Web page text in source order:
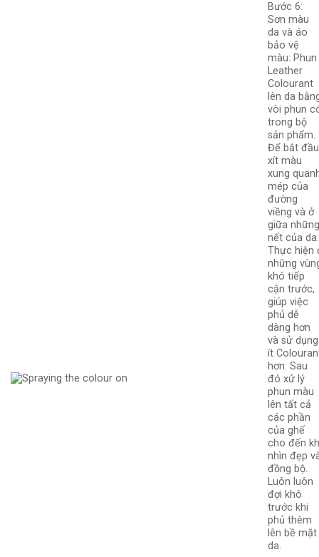
Bước 6:
Sơn màu
da và áo
bảo vệ
màu: Phun
Leather
Colourant
lên da
vòi phun
trong bộ
sản phẩm.
Để bắt
xít màu
xung
mép của
đường
viềng và ở
giữa
nết của da.
Thực hiện
những
khó tiếp
cận trước,
giúp việc
phủ dễ
dàng hơn
và sử dụng
ít
hơn. Sau
đó xử lý
phun màu
lên tất cả
các phần
của ghế
cho đến
nhìn đẹp
đồng bộ.
Luôn luôn
đợi khô
trước khi
phủ thêm
lên bề mặt
da.